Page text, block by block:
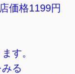
価格1199円
す。
る